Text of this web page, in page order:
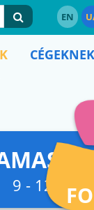
EN
CÉGEKNEK
9 - 12.